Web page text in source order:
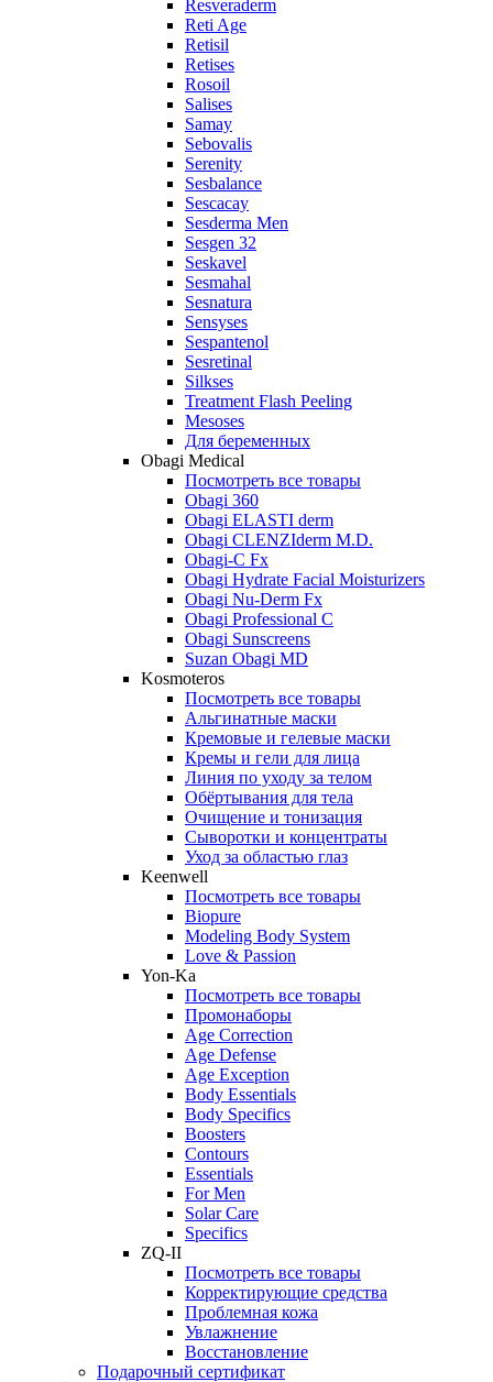
Resveraderm
Reti Age
Retisil
Retises
Rosoil
Salises
Samay
Sebovalis
Serenity
Sesbalance
Sescacay
Sesderma Men
Sesgen 32
Seskavel
Sesmahal
Sesnatura
Sensyses
Sespantenol
Sesretinal
Silkses
Treatment Flash Peeling
Mesoses
Для беременных
Obagi Medical
Посмотреть все товары
Obagi 360
Obagi ELASTI derm
Obagi CLENZIderm M.D.
Obagi-C Fx
Obagi Hydrate Facial Moisturizers
Obagi Nu-Derm Fx
Obagi Professional C
Obagi Sunscreens
Suzan Obagi MD
Kosmoteros
Посмотреть все товары
Альгинатные маски
Кремовые и гелевые маски
Кремы и гели для лица
Линия по уходу за телом
Обёртывания для тела
Очищение и тонизация
Сыворотки и концентраты
Уход за областью глаз
Keenwell
Посмотреть все товары
Biopure
Modeling Body System
Love & Passion
Yon-Ka
Посмотреть все товары
Промонаборы
Age Correction
Age Defense
Age Exception
Body Essentials
Body Specifics
Boosters
Contours
Essentials
For Men
Solar Care
Specifics
ZQ-II
Посмотреть все товары
Корректирующие средства
Проблемная кожа
Увлажнение
Восстановление
Подарочный сертификат